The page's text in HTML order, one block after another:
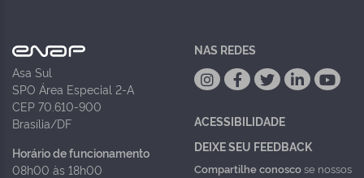
Asa Sul
SPO Área Especial 2-A
CEP 70.610-900
Brasília/DF
Horário de funcionamento
08h00 às 18h00
NAS REDES
ACESSIBILIDADE
DEIXE SEU FEEDBACK
Compartilhe conoscose nossos